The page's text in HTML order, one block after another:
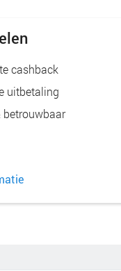
cashback
uitbetaling
betrouwbaar